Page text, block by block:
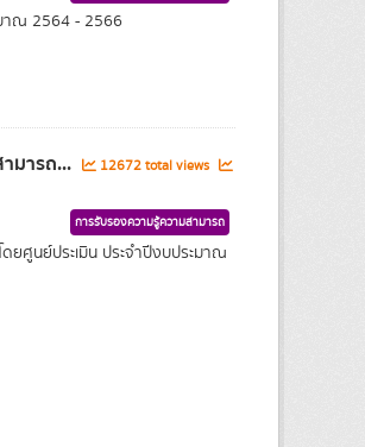
าณ 2564 - 2566
มารถ...
12672 total views
การรับรองความรู้ความสามารถ
ศูนย์ประเมิน ประจำปีงบประมาณ